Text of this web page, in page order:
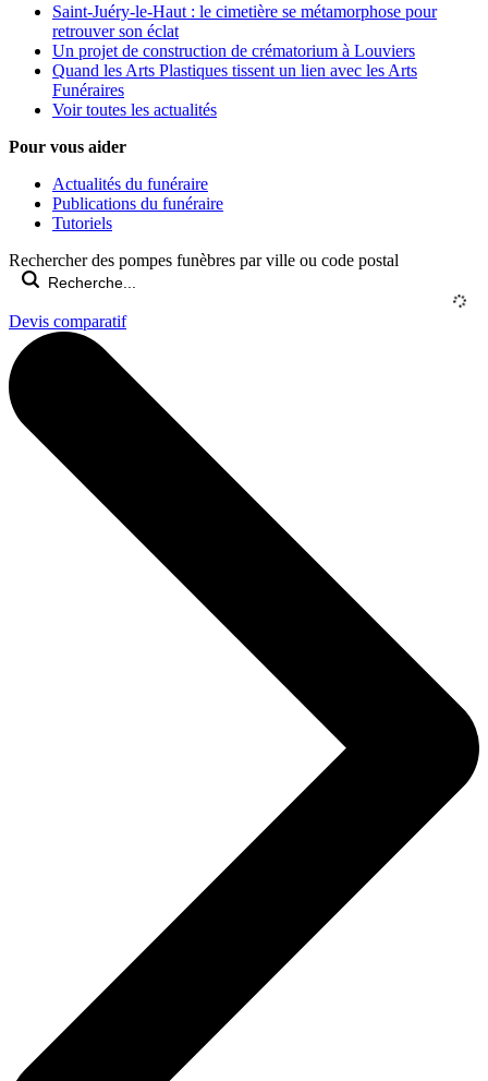
Saint-Juéry-le-Haut : le cimetière se métamorphose pour
retrouver son éclat
Un projet de construction de crématorium à Louviers
Quand les Arts Plastiques tissent un lien avec les Arts
Funéraires
Voir toutes les actualités
Pour vous aider
Actualités du funéraire
Publications du funéraire
Tutoriels
Rechercher des pompes funèbres par ville ou code postal
Devis comparatif